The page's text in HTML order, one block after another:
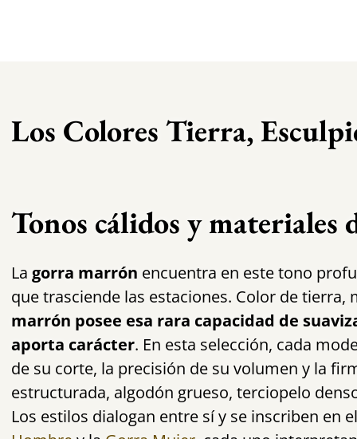
Los Colores Tierra,
Tonos cálidos y materiales
La gorra marrón encuentra en este tono
que trasciende las estaciones. Color de tierra,
marrón posee esa rara capacidad de
aporta carácter. En esta selección, cada
de su corte, la precisión de su volumen y la
estructurada, algodón grueso, terciopelo
Los estilos dialogan entre sí y se inscriben en